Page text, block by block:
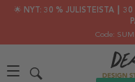
🌟 NYT: 30 % JULISTEISTA ┃
Code: